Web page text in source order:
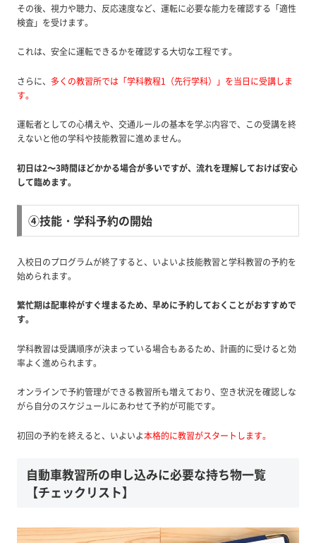
その後、視力や聴力、反応速度など、運転に必要な能力を確認する「適性
検査」を受けます。
これは、安全に運転できるかを確認する大切な工程です。
さらに、 多くの教習所では「学科教程1（先行学科）」を当日に受講しま
す。
運転者としての心構えや、交通ルールの基本を学ぶ内容で、この受講を終
えないと他の学科や技能教習に進めません。
初日は2〜3時間ほどかかる場合が多いですが、流れを理解しておけば安心
して臨めます。
④技能・学科予約の開始
入校日のプログラムが終了すると、いよいよ技能教習と学科教習の予約を
始められます。
繁忙期は配車枠がすぐ埋まるため、早めに予約しておくことがおすすめで
す。
学科教習は受講順序が決まっている場合もあるため、計画的に受けると効
率よく進められます。
オンラインで予約管理ができる教習所も増えており、空き状況を確認しな
がら自分のスケジュールにあわせて予約が可能です。
初回の予約を終えると、いよいよ本格的に教習がスタートします。
自動車教習所の申し込みに必要な持ち物一覧
【チェックリスト】